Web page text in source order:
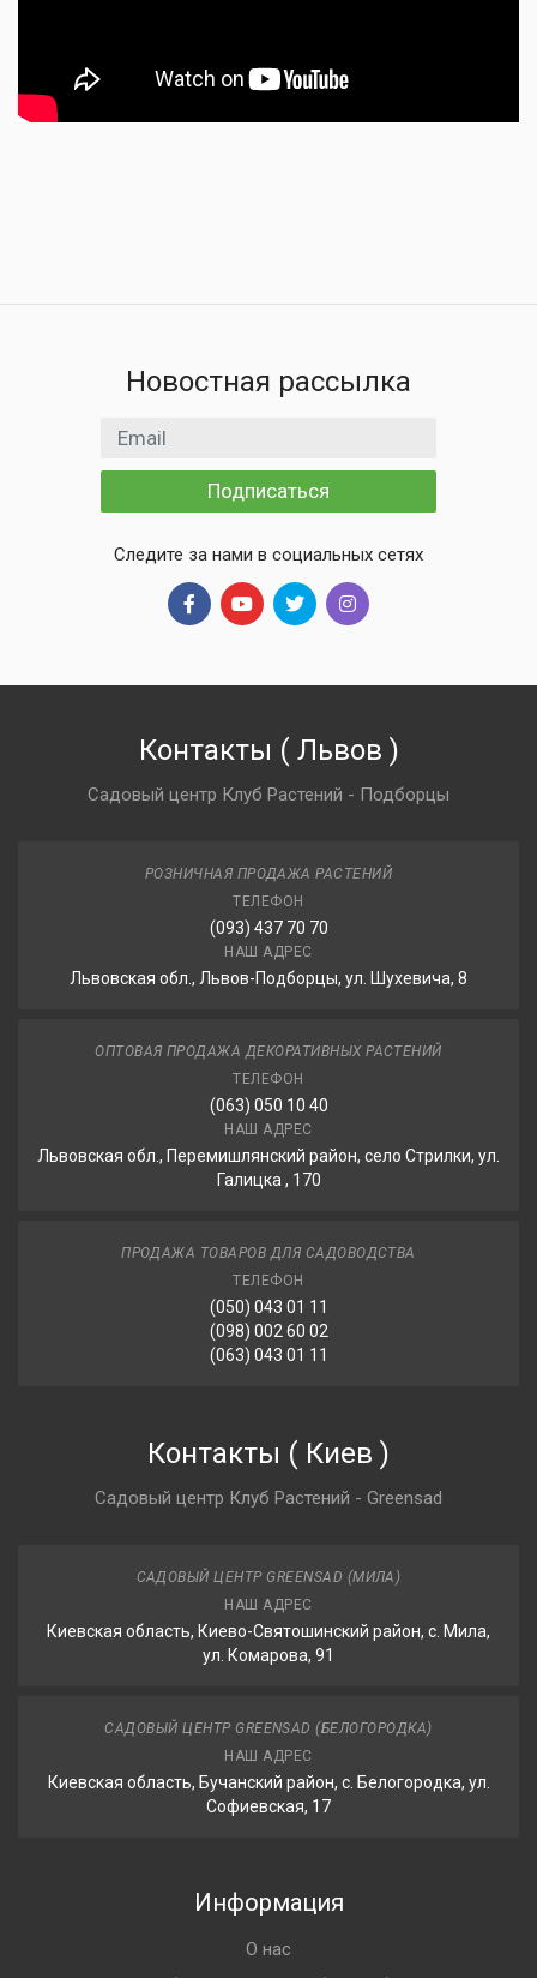
Новостная рассылка
Email адрес
Подписаться
Следите за нами в социальных сетях
Контакты ( Львов )
Садовый центр Клуб Растений - Подборцы
РОЗНИЧНАЯ ПРОДАЖА РАСТЕНИЙ
ТЕЛЕФОН
(093) 437 70 70
НАШ АДРЕС
Львовская обл., Львов-Подборцы, ул. Шухевича, 8
ОПТОВАЯ ПРОДАЖА ДЕКОРАТИВНЫХ РАСТЕНИЙ
ТЕЛЕФОН
(063) 050 10 40
НАШ АДРЕС
Львовская обл., Перемишлянский район, село Стрилки, ул.
Галицка , 170
ПРОДАЖА ТОВАРОВ ДЛЯ САДОВОДСТВА
ТЕЛЕФОН
(050) 043 01 11
(098) 002 60 02
(063) 043 01 11
Контакты ( Киев )
Садовый центр Клуб Растений - Greensad
САДОВЫЙ ЦЕНТР GREENSAD (МИЛА)
НАШ АДРЕС
Киевская область, Киево-Святошинский район, с. Мила,
ул. Комарова, 91
САДОВЫЙ ЦЕНТР GREENSAD (БЕЛОГОРОДКА)
НАШ АДРЕС
Киевская область, Бучанский район, с. Белогородка, ул.
Софиевская, 17
Информация
О нас